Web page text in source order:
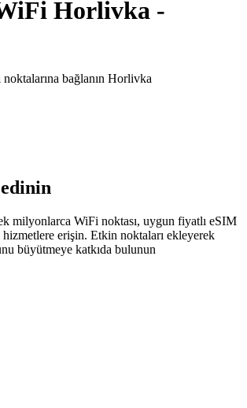
Horlivka -
bağlanın Horlivka
milyonlarca WiFi noktası, uygun fiyatlı eSIM
erişin. Etkin noktaları ekleyerek
büyütmeye katkıda bulunun